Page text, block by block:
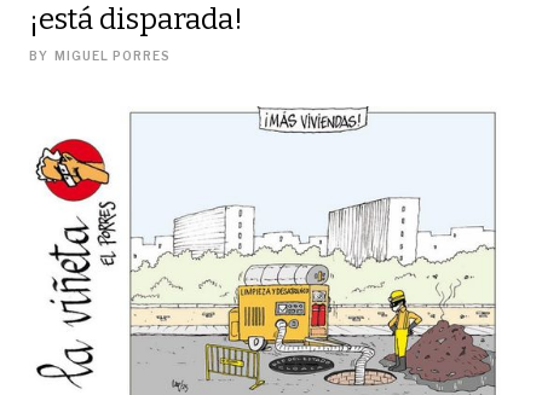
¡está disparada!
BY MIGUEL PORRES